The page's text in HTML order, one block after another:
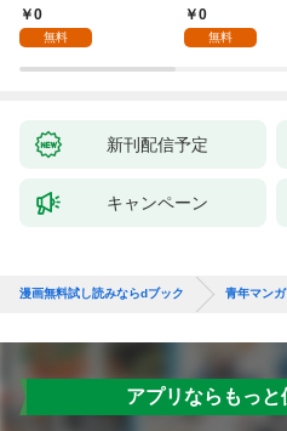
た僕の留守中に、一途
な彼女が汚されるまで
0
無料
話0
無料
新刊配信予定
キャンペーン
漫画無料試し読みならdブック 青年マンガ
アプリならもっと